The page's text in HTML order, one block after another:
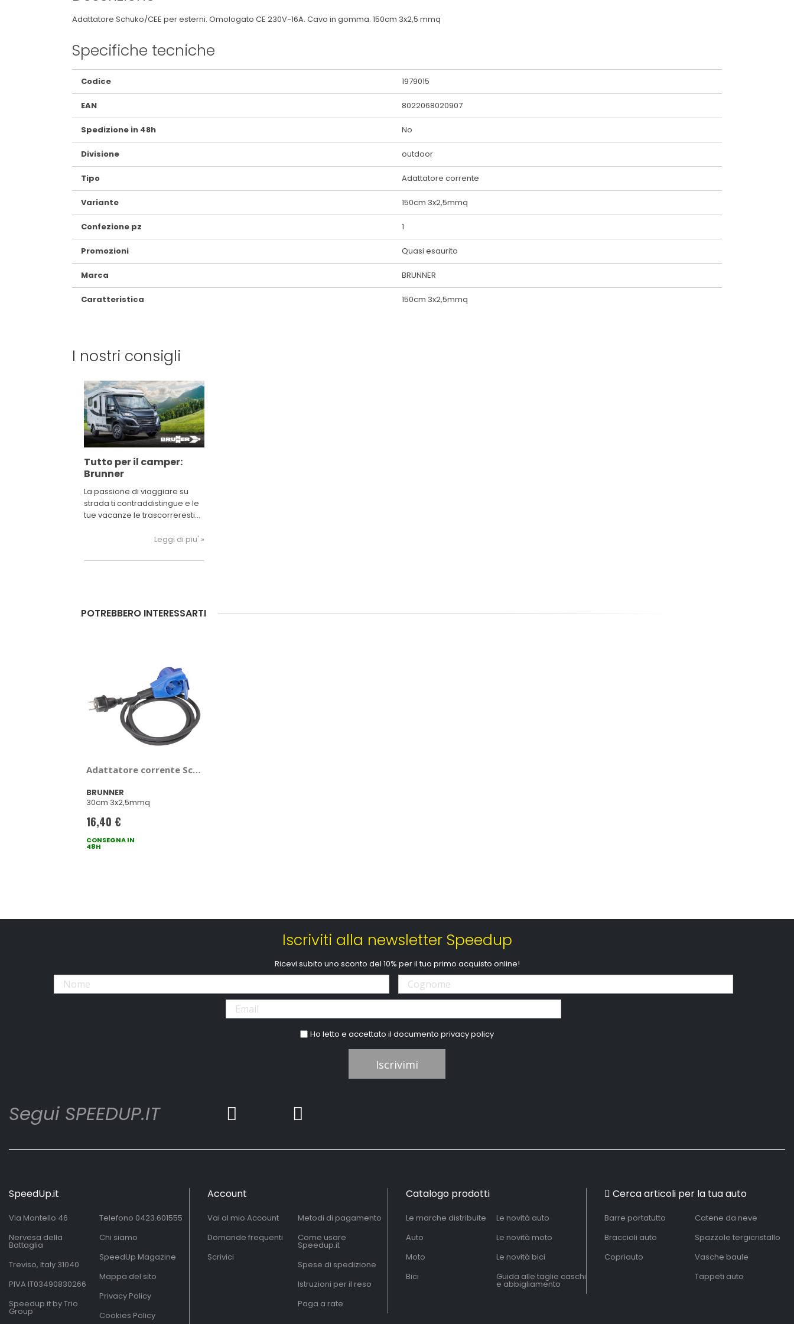
Adattatore Schuko/CEE per esterni. Omologato CE 230V-16A. Cavo in gomma. 150cm 3x2,5 mmq
Specifiche tecniche
Maggiori
Informazioni
Codice 1979015
EAN 8022068020907
Spedizione in 48h No
Divisione outdoor
Tipo Adattatore corrente
Variante 150cm 3x2,5mmq
Confezione pz 1
Promozioni Quasi esaurito
Marca BRUNNER
Caratteristica 150cm 3x2,5mmq
I nostri consigli
Tutto per il camper:
Brunner
La passione di viaggiare su
strada ti contraddistingue e le
tue vacanze le trascorreresti
dell’Italia o su un'altra strada
Brunner
Leggi di piu' »
POTREBBERO INTERESSARTI
Adattatore corrente Schuko/CEE - BRUNNER
BRUNNER
30cm 3x2,5mmq
16,40 €
CONSEGNA IN
48H
Iscriviti alla newsletter Speedup
Ricevi subito uno sconto del 10% per il tuo primo acquisto online!
Ho letto e accettato il documentoprivacy policy
Iscrivimi
Segui SPEEDUP.IT
SpeedUp.it
Via Montello 46
Nervesa della
Battaglia
Treviso, Italy 31040
PIVA IT03490830266
Speedup.it by Trio
Group
Telefono 0423.601555
Chi siamo
SpeedUp Magazine
Mappa del sito
Privacy Policy
Cookies Policy
Account
Vai al mio Account
Domande frequenti
Scrivici
Metodi di pagamento
Come usare
Speedup.it
Spese di spedizione
Istruzioni per il reso
Paga a rate
Catalogo prodotti
Le marche distribuite
Auto
Moto
Bici
Le novità auto
Le novità moto
Le novità bici
Guida alle taglie caschi
e abbigliamento
Cerca articoli per la tua auto
Barre portatutto
Braccioli auto
Copriauto
Catene da neve
Spazzole tergicristallo
Vasche baule
Tappeti auto